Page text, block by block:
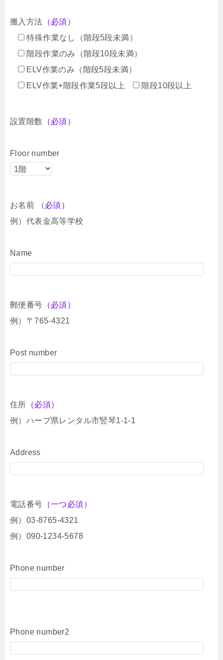
搬入方法 （必須）
特殊作業なし（階段5段未満）
階段作業のみ（階段10段未満）
ELV作業のみ（階段5段未満）
ELV作業+階段作業5段以上
階段10段以上
設置階数 （必須）
Floor number
お名前
（必須）
例）代表金高等学校
Name
郵便番号 （必須）
例）〒765-4321
Post number
住所 （必須）
例）ハープ県レンタル市竪琴1-1-1
Address
電話番号 （一つ必須）
例）03-8765-4321
例）090-1234-5678
Phone number
Phone number2